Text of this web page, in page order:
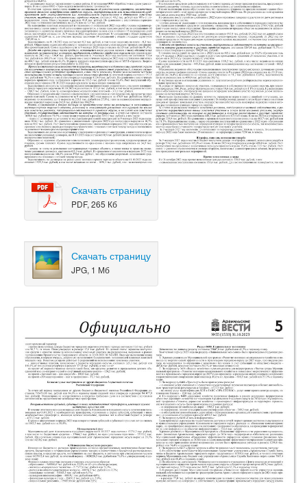
Скачать страницу
PDF, 265 Кб
Скачать страницу
JPG, 1 Мб